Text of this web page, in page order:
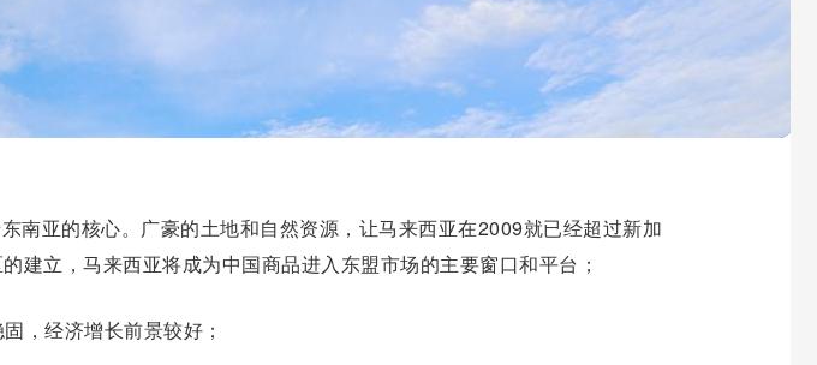
公司的优势：
西亚地理位置优越，位于东南亚核心地带，投资环境的竞争优势体现在
南亚的核心。广豪的土地和自然资源，让马来西亚在2009就已经超过新加
立，马来西亚将成为中国商品进入东盟市场的主要窗口和平台；
，经济增长前景较好；